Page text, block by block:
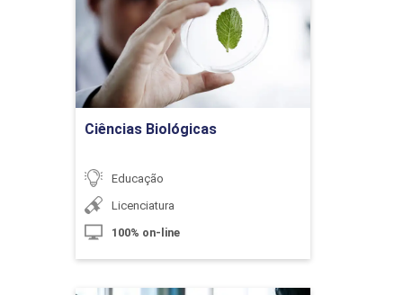
Língua Portuguesa nos Anos Iniciais
do Ensino Fundamental: Práticas de
Linguagem, Objetos de Conhecimento
e Habilidades
Os Gêneros Textuais na Construção
Social da Leitura e da Escrita (Parte
Ciências Biológicas
Educação
Licenciatura
100% on-line
Detalhes do curso
Ir para Inscrição